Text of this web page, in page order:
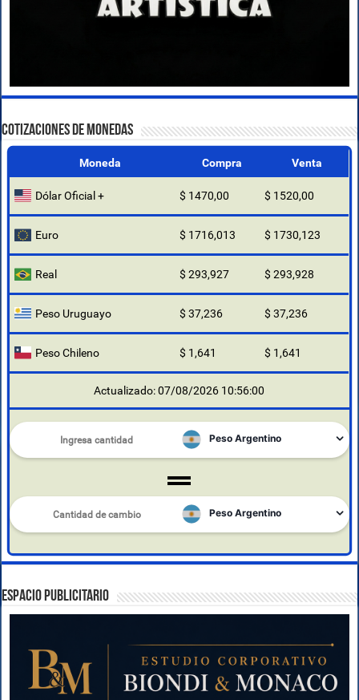
COTIZACIONES DE MONEDAS
Moneda Compra Venta
Dólar Oficial + $ 1470,00 $ 1520,00
Euro $ 1716,013 $ 1730,123
Real $ 293,927 $ 293,928
Peso Uruguayo $ 37,236 $ 37,236
Peso Chileno $ 1,641 $ 1,641
Actualizado: 07/08/2026 10:56:00
ESPACIO PUBLICITARIO